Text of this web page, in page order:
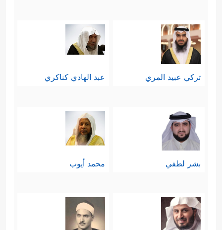
تركي عبيد المري عبد الهادي كناكري
بشر لطفي محمد أيوب